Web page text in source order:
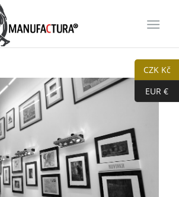
CZK Kč
EUR €